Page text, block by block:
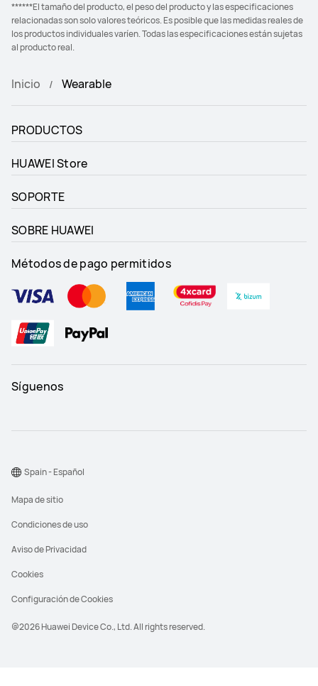
******El tamaño del producto, el peso del producto y las especificaciones
relacionadas son solo valores teóricos. Es posible que las medidas reales de
los productos individuales varíen. Todas las especificaciones están sujetas
al producto real.
Inicio Wearable
PRODUCTOS
HUAWEI Store
SOPORTE
SOBRE HUAWEI
Métodos de pago permitidos
Síguenos
@2026 Huawei Device Co., Ltd. All rights reserved.
Mapa de sitio
Condiciones de uso
Aviso de Privacidad
Cookies
Configuración de Cookies
Spain - Español